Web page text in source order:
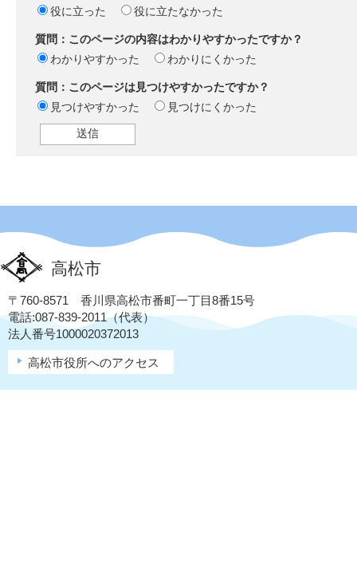
役に立った
役に立たなかった
質問：このページの内容はわかりやすかったですか？
わかりやすかった
わかりにくかった
質問：このページは見つけやすかったですか？
見つけやすかった
見つけにくかった
高松市
〒760-8571 香川県高松市番町一丁目8番15号
電話:087-839-2011（代表）
法人番号1000020372013
高松市役所へのアクセス